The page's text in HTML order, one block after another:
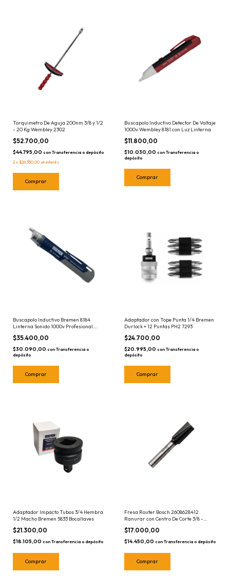
Torquimetro De Aguja 200nm 3/8 y 1/2
- 20 Kg Wembley 2302
$52.700,00
$44.795,00 con Transferencia o depósito
2 x $26.350,00 sin interés
Buscapolo Inductivo Detector De Voltaje
1000v Wembley 8181 con Luz Linterna
$11.800,00
$10.030,00 con Transferencia o
depósito
Buscapolo Inductivo Bremen 8184
Linterna Sonido 1000v Profesional
Detector De Voltaje
$35.400,00
$30.090,00 con Transferencia o
depósito
Adaptador con Tope Punta 1/4 Bremen
Durlock + 12 Puntas PH2 7293
$24.700,00
$20.995,00 con Transferencia o
depósito
Adaptador Impacto Tubos 3/4 Hembra
1/2 Macho Bremen 5833 Bocallaves
$21.300,00
$18.105,00 con Transferencia o depósito
Fresa Router Bosch 2608628412
Ranurar con Centro De Corte 3/8 -
Vastago 1/4
$17.000,00
$14.450,00 con Transferencia o depósito